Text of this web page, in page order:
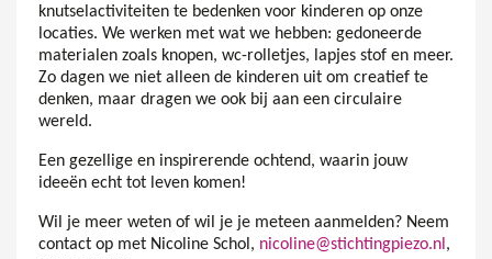
knutselactiviteiten te bedenken voor kinderen op onze
locaties. We werken met wat we hebben: gedoneerde
materialen zoals knopen, wc-rolletjes, lapjes stof en meer.
Zo dagen we niet alleen de kinderen uit om creatief te
denken, maar dragen we ook bij aan een circulaire
wereld.
Een gezellige en inspirerende ochtend, waarin jouw
ideeën echt tot leven komen!
Wil je meer weten of wil je je meteen aanmelden? Neem
contact op met Nicoline Schol, nicoline@stichtingpiezo.nl ,